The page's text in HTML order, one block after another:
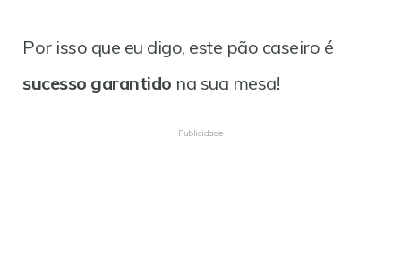
Por isso que eu digo, este pão caseiro é
sucesso garantido na sua mesa!
Publicidade